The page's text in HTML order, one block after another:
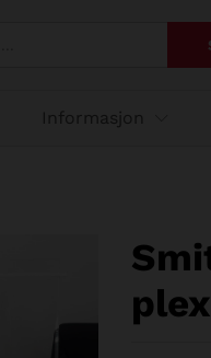
Informasjon